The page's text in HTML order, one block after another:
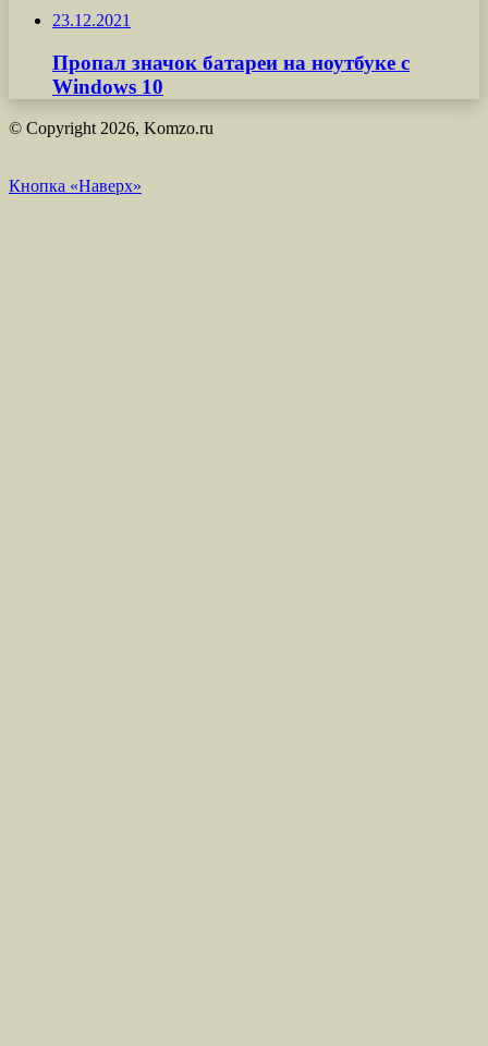
23.12.2021
Пропал значок батареи на ноутбуке с
Windows 10
© Copyright 2026, Komzo.ru
Кнопка «Наверх»